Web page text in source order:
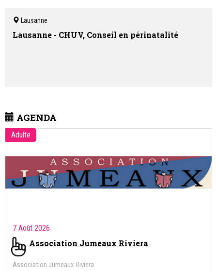
Lausanne
Lausanne - CHUV, Conseil en périnatalité
AGENDA
Adulte
7 Août 2026
Association Jumeaux Riviera
Association Jumeaux Riviera